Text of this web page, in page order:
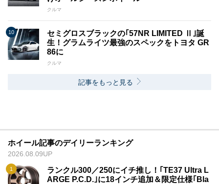
クルマ
セミグロスブラックの｢57NR LIMITED Ⅱ｣誕
生！グラムライツ最強のスペックをトヨタ GR
86に
クルマ
記事をもっと見る
ホイール記事のデイリーランキング
2026.08.09UP
ランクル300／250にイチ推し！｢TE37 Ultra L
ARGE P.C.D.｣に18インチ追加＆限定仕様｢Bla